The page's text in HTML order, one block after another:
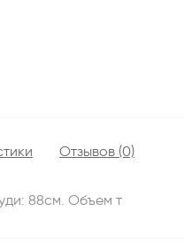
Отзывов (0)
88см. Объем т